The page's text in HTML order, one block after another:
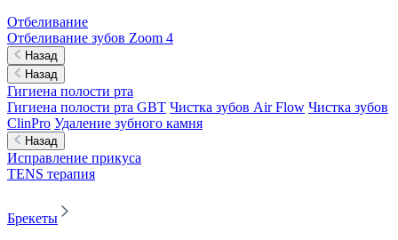
Отбеливание
Отбеливание зубов Zoom 4
Назад
Назад
Гигиена полости рта
Гигиена полости рта GBT Чистка зубов Air Flow Чистка зубов
ClinPro Удаление зубного камня
Назад
Исправление прикуса
TENS терапия
Брекеты